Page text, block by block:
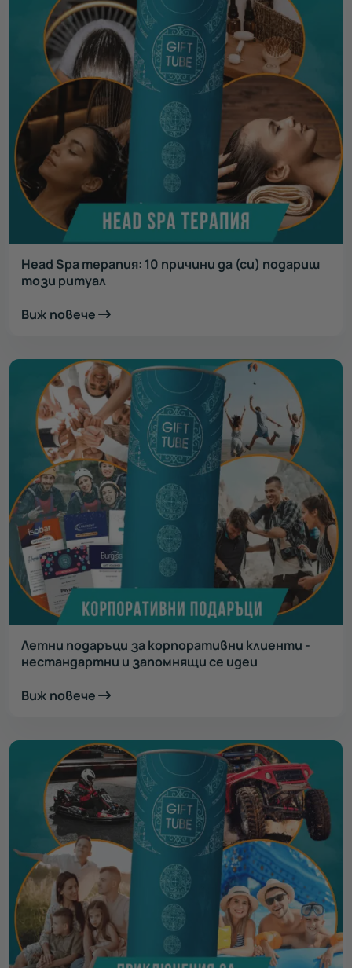
Head Spa терапия: 10 причини да (си) подариш
този ритуал
Виж повече
Летни подаръци за корпоративни клиенти -
нестандартни и запомнящи се идеи
Виж повече